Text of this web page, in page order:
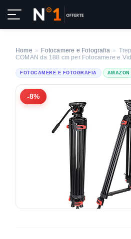
Home » Fotocamere e Fotografia »
COMAN da 188 cm per Fotocamere e
FOTOCAMERE E FOTOGRAFIA AMAZON
-8%